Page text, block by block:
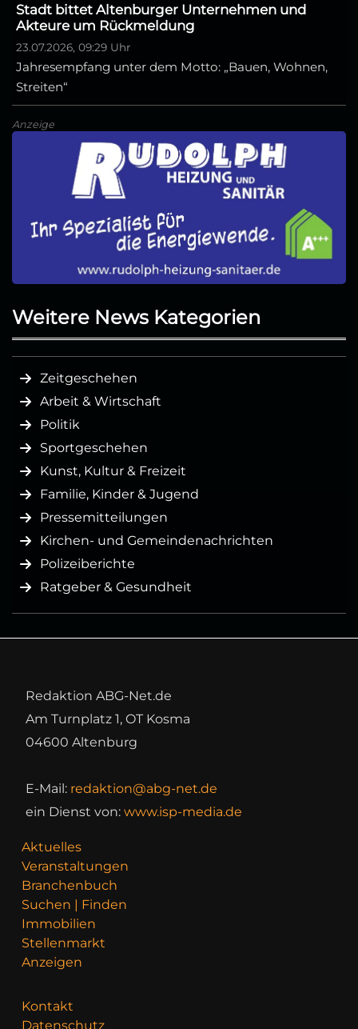
Stadt bittet Altenburger Unternehmen und
Akteure um Rückmeldung
23.07.2026, 09:29 Uhr
Jahresempfang unter dem Motto: „Bauen, Wohnen,
Streiten“
Anzeige
Weitere News Kategorien
Zeitgeschehen
Arbeit & Wirtschaft
Politik
Sportgeschehen
Kunst, Kultur & Freizeit
Familie, Kinder & Jugend
Pressemitteilungen
Kirchen- und Gemeindenachrichten
Polizeiberichte
Ratgeber & Gesundheit
Redaktion ABG-Net.de
Am Turnplatz 1, OT Kosma
04600 Altenburg
E-Mail: redaktion@abg-net.de
ein Dienst von: www.isp-media.de
Aktuelles
Veranstaltungen
Branchenbuch
Suchen | Finden
Immobilien
Stellenmarkt
Anzeigen
Kontakt
Datenschutz